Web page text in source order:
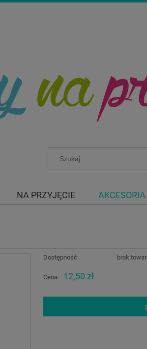
NA PRZYJĘCIE AKCESORIA
Dostępność: brak
Cena: 12,50 zł